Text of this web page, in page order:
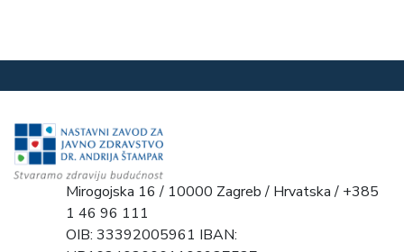
Mirogojska 16 / 10000 Zagreb / Hrvatska / +385
1 46 96 111
OIB: 33392005961 IBAN: